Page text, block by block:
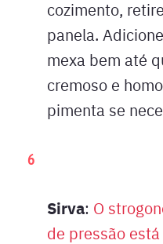
cozimento,
panela.
mexa bem até
cremoso e
pimenta se
Sirva: O
de pressão